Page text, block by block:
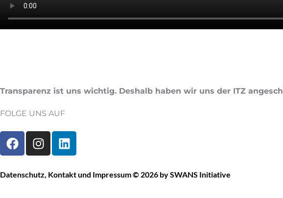
Transparenz ist uns wichtig. Deshalb haben wir uns der ITZ
FOLGE UNS AUF
F
a
e
I
n
t
L
i
k
Datenschutz, Kontaktund Impressum© 2026 by SWANS Initiative